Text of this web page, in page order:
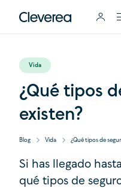
Vida
¿Qué tipos
existen?
Blog Vida ¿Qué tipos de
Si has llegado
qué tipos de